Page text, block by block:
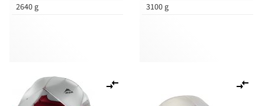
2640 g
3100 g